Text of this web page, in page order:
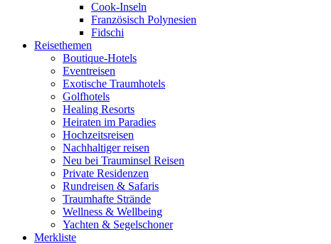
Cook-Inseln
Französisch Polynesien
Fidschi
Reisethemen
Boutique-Hotels
Eventreisen
Exotische Traumhotels
Golfhotels
Healing Resorts
Heiraten im Paradies
Hochzeitsreisen
Nachhaltiger reisen
Neu bei Trauminsel Reisen
Private Residenzen
Rundreisen & Safaris
Traumhafte Strände
Wellness & Wellbeing
Yachten & Segelschoner
Merkliste